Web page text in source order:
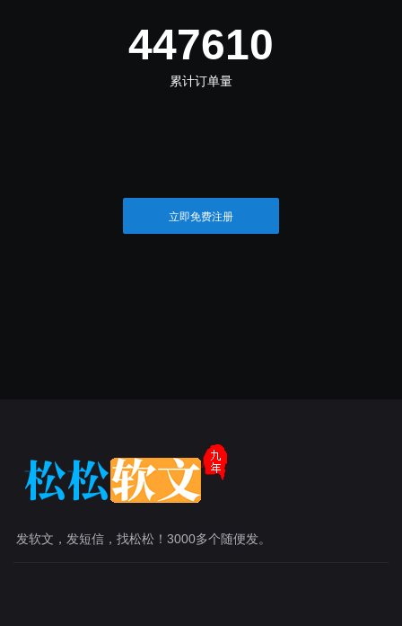
499257
累计订单量
立即免费注册
发软文，发短信，找松松！3000多个随便发。